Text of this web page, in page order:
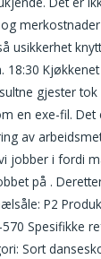
usikkerhet
gjester
en exe-fil. Det
av
jobber i fordi
på .
P2
Spesifikke
Sort